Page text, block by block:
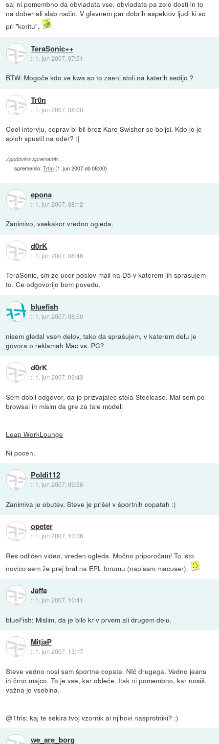
saj ni pomembno da obvladata vse, obvladata pa zelo dosti in to
na dober ali slab način. V glavnem par dobrih aspektov ljudi ki so
pri "koritu".
TeraSonic++
:: 1. jun 2007, 07:51
BTW: Mogoče kdo ve kwa so to zaeni stoli na katerih sedijo ?
Tr0n
:: 1. jun 2007, 08:00
Cool intervju, ceprav bi bil brez Kare Swisher se boljsi. Kdo jo je
sploh spustil na oder? :|
Zgodovina sprememb…
spremenilo:Tr0n(1. jun 2007 ob 08:00)
epona
:: 1. jun 2007, 08:12
Zanimivo, vsekakor vredno ogleda.
d0rK
:: 1. jun 2007, 08:48
TeraSonic, sm ze ucer poslov mail na D5 v katerem jih sprasujem
to. Ce odgovorijo bom povedu.
bluefish
:: 1. jun 2007, 08:50
nisem gledal vseh delov, tako da sprašujem, v katerem delu je
govora o reklamah Mac vs. PC?
d0rK
:: 1. jun 2007, 09:43
Sem dobil odgovor, da je prizvajalec stola Steelcase. Mal sem po
browsal in mislm da gre za tale model:
Leap WorkLounge
Ni pocen.
Poldi112
:: 1. jun 2007, 09:56
Zanimiva je obutev. Steve je prišel v športnih copatah :)
opeter
:: 1. jun 2007, 10:36
Res odličen video, vreden ogleda. Močno priporočam! To isto
novico sem že prej bral na EPL forumu (napisam macuser).
Jaffa
:: 1. jun 2007, 10:41
blueFish: Mislim, da je bilo kr v prvem ali drugem delu.
MitjaP
:: 1. jun 2007, 13:17
Steve vedno nosi sam športne copate. NIč drugega. Vedno jeans
in črno majco. To je vse, kar obleče. Itak ni pomembno, kar nosiš,
važna je vsebina.
@1fris: kaj te sekira tvoj vzornik al njihovi nasprotniki? :)
we_are_borg